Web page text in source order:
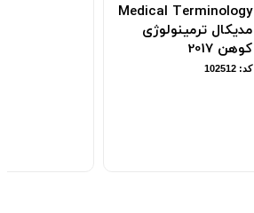
Medical Terminology
مدیکال ترمینولوژی
کوهن 2017
کد: 102512